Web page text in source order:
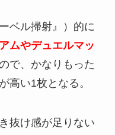
ベル掃射』）的に
ムやデュエルマッ
で、かなりもった
高い1枚となる。
抜け感が足りない